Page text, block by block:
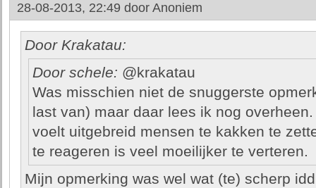
28-08-2013, 22:49 door Anoniem
Door Krakatau:
Door schele: @krakatau
Was misschien niet de snuggerste
last van) maar daar lees ik nog
voelt uitgebreid mensen te kakken te
te reageren is veel moeilijker te verteren.
Mijn opmerking was wel wat (te) scherp